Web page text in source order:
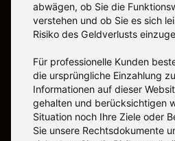
abwägen, ob Sie die
verstehen und ob Sie es sich
Risiko des Geldverlusts
Für professionelle Kunden
die ursprüngliche Einzahlung
Informationen auf dieser
gehalten und berücksichtigen
Situation noch Ihre Ziele oder
Sie unsere Rechtsdokumente